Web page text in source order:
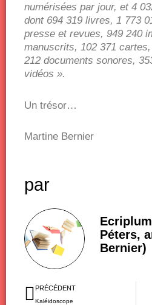
numérisées par jour, et 4
dont 694 319 livres, 1 773
presse et revues, 949 240
manuscrits, 102 371
212 documents sonores,
vidéos ».
Un trésor…
Martine Bernier
par
Péters,
Bernier)
Précédent
PRÉCÉDENT
Kaléidoscope